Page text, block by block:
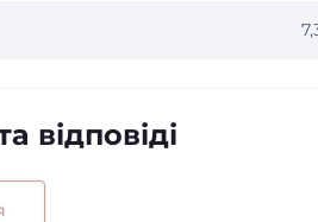
відповіді